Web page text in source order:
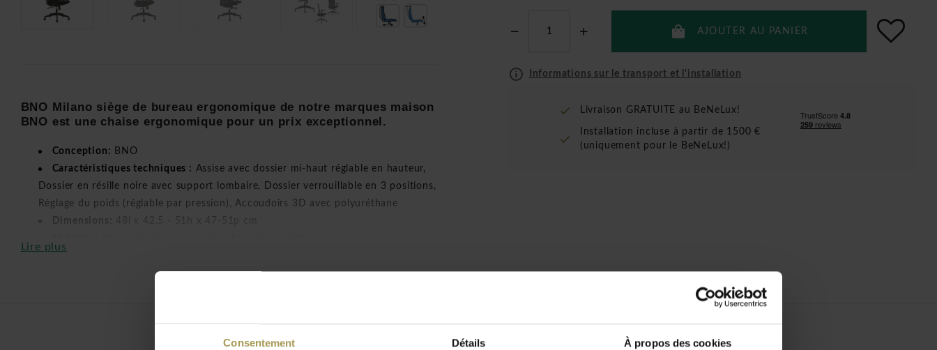
Consentement Détails À propos des cookies
BNO Milano siège de bureau ergonomique de notre marques maison
BNO est une chaise ergonomique pour un prix exceptionnel.
Conception: BNO
Caractéristiques techniques : Assise avec dossier mi-haut réglable en hauteur,
Dossier en résille noire avec support lombaire, Dossier verrouillable en 3 positions,
Réglage du poids (réglable par pression), Accoudoirs 3D avec polyuréthane
Dimensions:
Lire plus
AJOUTER AU PANIER
Informations sur le transport et l'installation
Livraison GRATUITE au BeNeLux!
Installation incluse à partir de 1500 €
(uniquement pour le BeNeLux!)